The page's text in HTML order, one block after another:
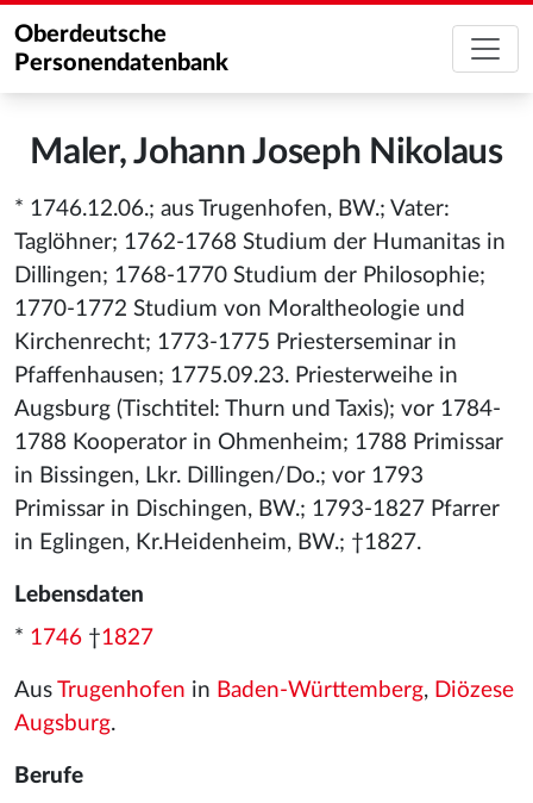
Oberdeutsche
Personendatenbank
Maler, Johann Joseph Nikolaus
* 1746.12.06.; aus Trugenhofen, BW.; Vater:
Taglöhner; 1762-1768 Studium der Humanitas in
Dillingen; 1768-1770 Studium der Philosophie;
1770-1772 Studium von Moraltheologie und
Kirchenrecht; 1773-1775 Priesterseminar in
Pfaffenhausen; 1775.09.23. Priesterweihe in
Augsburg (Tischtitel: Thurn und Taxis); vor 1784-
1788 Kooperator in Ohmenheim; 1788 Primissar
in Bissingen, Lkr. Dillingen/Do.; vor 1793
Primissar in Dischingen, BW.; 1793-1827 Pfarrer
in Eglingen, Kr.Heidenheim, BW.; †1827.
Lebensdaten
* 1746 †1827
Aus Trugenhofen in Baden-Württemberg, Diözese
Augsburg.
Berufe